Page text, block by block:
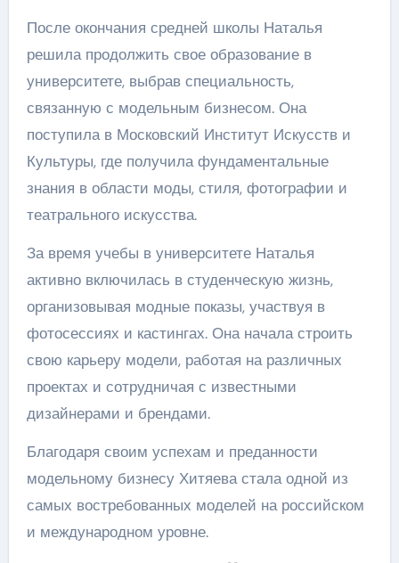
После окончания средней школы Наталья
решила продолжить свое образование в
университете, выбрав специальность,
связанную с модельным бизнесом. Она
поступила в Московский Институт Искусств и
Культуры, где получила фундаментальные
знания в области моды, стиля, фотографии и
театрального искусства.
За время учебы в университете Наталья
активно включилась в студенческую жизнь,
организовывая модные показы, участвуя в
фотосессиях и кастингах. Она начала строить
свою карьеру модели, работая на различных
проектах и сотрудничая с известными
дизайнерами и брендами.
Благодаря своим успехам и преданности
модельному бизнесу Хитяева стала одной из
самых востребованных моделей на российском
и международном уровне.